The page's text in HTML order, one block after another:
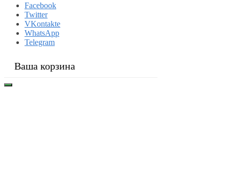
Facebook
Twitter
VKontakte
WhatsApp
Telegram
Ваша корзина